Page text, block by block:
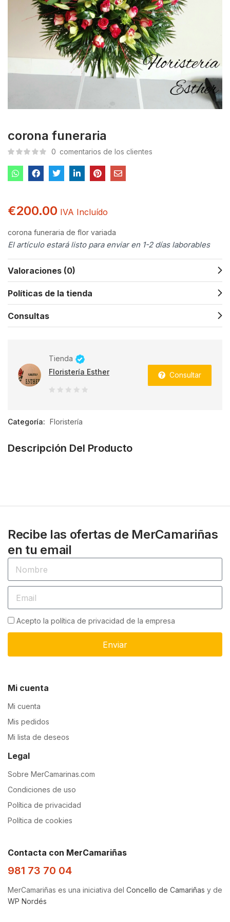
corona funeraria
0 comentarios de los clientes
€200.00 IVA Incluído
corona funeraria de flor variada
El artículo estará listo para enviar en 1-2 días laborables
Valoraciones (0)
Políticas de la tienda
Consultas
Tienda
Floristería Esther
5
Consultar
Categoría: Floristería
Descripción Del Producto
Recibe las ofertas de MerCamariñas
en tu email
Acepto la política de privacidad de la empresa
Enviar
Mi cuenta
Mi cuenta
Mis pedidos
Mi lista de deseos
Legal
Sobre MerCamarinas.com
Condiciones de uso
Política de privacidad
Política de cookies
Contacta con MerCamariñas
981 73 70 04
MerCamariñas es una iniciativa del Concello de Camariñas y de
WP Nordés